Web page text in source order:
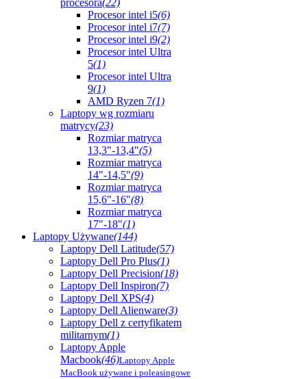
procesora(22)
Procesor intel i5(6)
Procesor intel i7(7)
Procesor intel i9(2)
Procesor intel Ultra
5(1)
Procesor intel Ultra
9(1)
AMD Ryzen 7(1)
Laptopy wg rozmiaru
matrycy(23)
Rozmiar matryca
13,3"-13,4"(5)
Rozmiar matryca
14"-14,5"(9)
Rozmiar matryca
15,6"-16"(8)
Rozmiar matryca
17"-18"(1)
Laptopy Używane(144)
Laptopy Dell Latitude(57)
Laptopy Dell Pro Plus(1)
Laptopy Dell Precision(18)
Laptopy Dell Inspiron(7)
Laptopy Dell XPS(4)
Laptopy Dell Alienware(3)
Laptopy Dell z certyfikatem
militarnym(1)
Laptopy Apple
Macbook(46)Laptopy Apple
MacBook używane i poleasingowe